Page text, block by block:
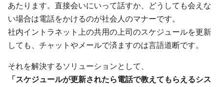
あたります。直接会いにいって話すか、どうしても会えな
い場合は電話をかけるのが社会人のマナーです。
社内イントラネット上の共用の上司のスケジュールを更新
しても、チャットやメールで済ますのは言語道断です。
それを解決するソリューションとして、
「スケジュールが更新されたら電話で教えてもらえるシス